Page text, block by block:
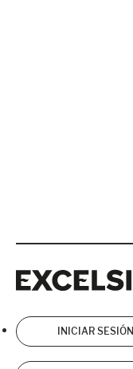
INICIAR SESIÓN